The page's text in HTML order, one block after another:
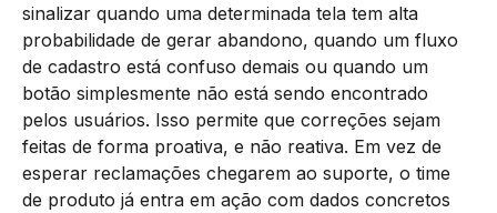
sinalizar quando uma determinada tela tem alta
probabilidade de gerar abandono, quando um fluxo
de cadastro está confuso demais ou quando um
botão simplesmente não está sendo encontrado
pelos usuários. Isso permite que correções sejam
feitas de forma proativa, e não reativa. Em vez de
esperar reclamações chegarem ao suporte, o time
de produto já entra em ação com dados concretos